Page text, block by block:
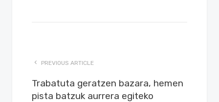
PREVIOUS ARTICLE
Trabatuta geratzen bazara, hemen
pista batzuk aurrera egiteko